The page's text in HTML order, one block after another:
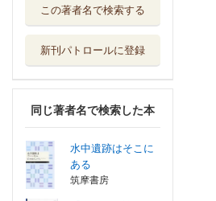
この著者名で検索する
新刊パトロールに登録
同じ著者名で検索した本
水中遺跡はそこに
ある
筑摩書房